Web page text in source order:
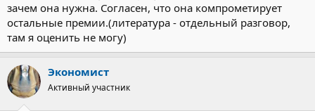
зачем она нужна. Согласен, что она компрометирует
остальные премии.(литература - отдельный разговор,
там я оценить не могу)
Экономист
Активный участник